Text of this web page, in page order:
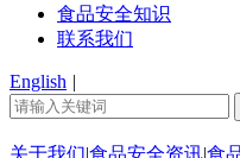
食品安全知识
联系我们
English |
关于我们|食品安全资讯|食